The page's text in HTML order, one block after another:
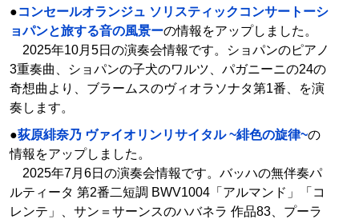
●コンセールオランジュ ソリスティックコンサートーシ
ョパンと旅する音の風景ーの情報をアップしました。
2025年10月5日の演奏会情報です。ショパンのピアノ
3重奏曲、ショパンの子犬のワルツ、パガニーニの24の
奇想曲より、ブラームスのヴィオラソナタ第1番、を演
奏します。
●荻原緋奈乃 ヴァイオリンリサイタル ~緋色の旋律~の
情報をアップしました。
2025年7月6日の演奏会情報です。バッハの無伴奏パ
ルティータ 第2番二短調 BWV1004「アルマンド」「コ
レンテ」、サン＝サーンスのハバネラ 作品83、プーラ